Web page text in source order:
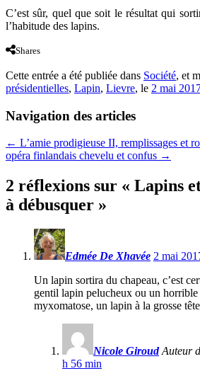
C’est sûr, quel que soit le résultat qui
l’habitude des lapins.
Shares
Cette entrée a été publiée dans Société, et
présidentielles, Lapin, Lievre, le 2 mai
Navigation des articles
← L’amie prodigieuse II, remplissages et
opéra finlandais chevelu et confus →
2 réflexions sur « Lapins
à débusquer »
Edmée De Xhavée 2 mai
Un lapin sortira du chapeau, c’est
gentil lapin pelucheux ou un
myxomatose, un lapin à la grosse
Nicole Giroud Auteur
h 56 min